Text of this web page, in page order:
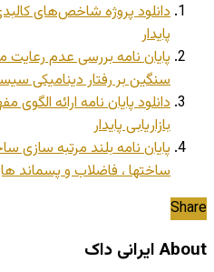
دانلود پروژه شاخص‌های
پایدار
پایان نامه بررسی عدم
سنگین بر رفتار دینامیکی
دانلود پایان نامه ارائه الگوی
بازاریابی پایدار
پایان نامه بلند مرتبه
ساختها ، فاضلاب و پسماند
Share
About ایرانی داک